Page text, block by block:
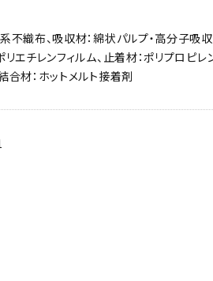
不織布、吸収材：綿状パルプ・高分子吸収
リエチレンフィルム、止着材：ポリプロピレ
合材：ホットメルト接着剤